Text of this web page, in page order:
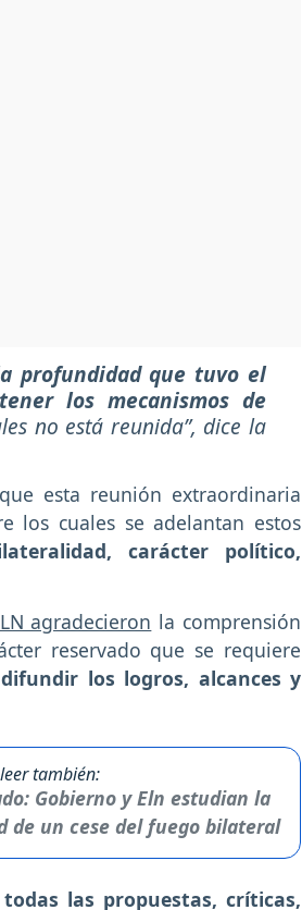
profundidad que tuvo el
los mecanismos de
no está reunida”, dice la
esta reunión extraordinaria
los cuales se adelantan estos
carácter político,
agradecieron la comprensión
reservado que se requiere
difundir los logros, alcances y
también:
Gobierno y Eln estudian la
de un cese del fuego bilateral
las propuestas, críticas,